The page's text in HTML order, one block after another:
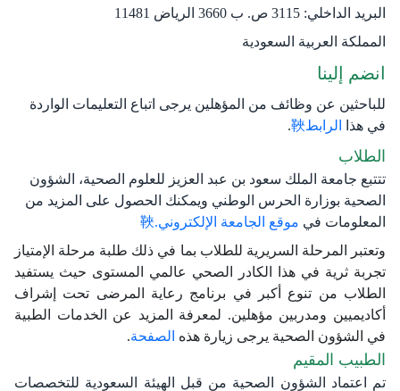
البريد الداخلي: 3115 ص. ب 3660 الرياض 11481
المملكة العربية السعودية
انضم إلينا
للباحثين عن وظائف من المؤهلين يرجى اتباع التعليمات الواردة
في هذا
الرابط .
الطلاب
تتتبع جامعة الملك سعود بن عبد العزيز للعلوم الصحية، الشؤون
الصحية بوزارة الحرس الوطني ويمكنك الحصول على المزيد من
المعلومات في موقع الجامعة الإلكتروني.
​وتعتبر المرحلة السريرية للطلاب بما في ذلك طلبة مرحلة الإمتياز
تجربة ثرية في هذا الكادر الصحي عالمي المستوى حيث يستفيد
الطلاب من تنوع أكبر في برنامج رعاية المرضى تحت إشراف
أكاديميين ومدربين مؤهلين. لمعرفة المزيد عن الخدمات الطبية
في الشؤون الصحية يرجى زيارة هذه الصفحة.
الطبيب المقيم
تم اعتماد الشؤون الصحية من قبل الهيئة السعودية للتخصصات